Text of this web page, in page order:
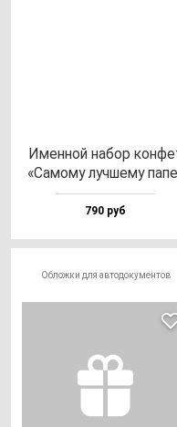
Имен­ной на­бор
«Само­му луч­ше­му
790 руб
Обложки для автодокументов